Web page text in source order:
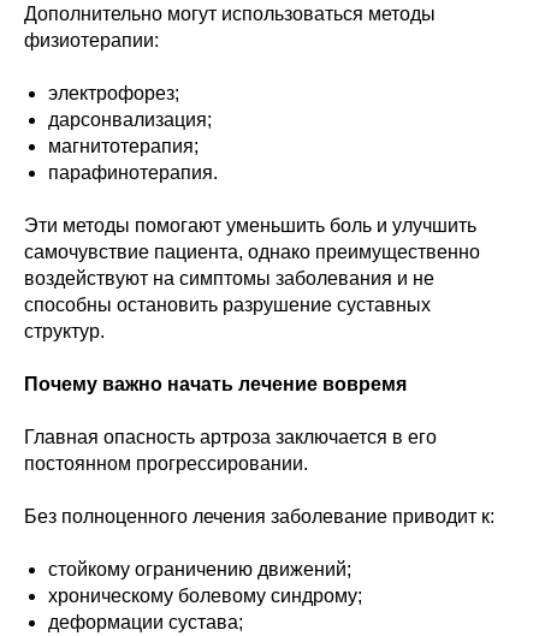
Дополнительно могут использоваться методы
физиотерапии:
электрофорез;
дарсонвализация;
магнитотерапия;
парафинотерапия.
Эти методы помогают уменьшить боль и улучшить
самочувствие пациента, однако преимущественно
воздействуют на симптомы заболевания и не
способны остановить разрушение суставных
структур.
Почему важно начать лечение вовремя
Главная опасность артроза заключается в его
постоянном прогрессировании.
Без полноценного лечения заболевание приводит к:
стойкому ограничению движений;
хроническому болевому синдрому;
деформации сустава;